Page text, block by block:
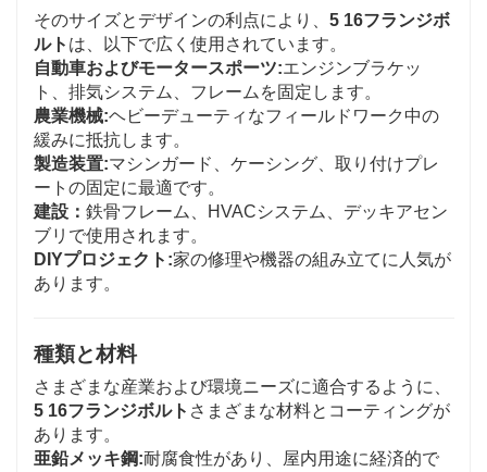
そのサイズとデザインの利点により、 5 16フランジボ
ルト は、以下で広く使用されています。
自動車およびモータースポーツ:エンジンブラケッ
ト、排気システム、フレームを固定します。
農業機械:ヘビーデューティなフィールドワーク中の
緩みに抵抗します。
製造装置:マシンガード、ケーシング、取り付けプレ
ートの固定に最適です。
建設： 鉄骨フレーム、HVACシステム、デッキアセン
ブリで使用されます。
DIYプロジェクト:家の修理や機器の組み立てに人気が
あります。
種類と材料
さまざまな産業および環境ニーズに適合するように、
5 16フランジボルト さまざまな材料とコーティングが
あります。
亜鉛メッキ鋼:耐腐食性があり、屋内用途に経済的で